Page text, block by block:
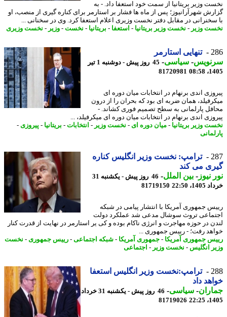
وزیر بریتانیا از سمت خود استعفا داد. - به
شهرآرانیوز؛ پس از ماه ها فشار بر استارمر برای کناره گیری از منصب، او
در مقابل دفتر نخست وزیری اعلام استعفا کرد. وی در سخنانی ...
وزیر - نخست وزیر بریتانیا -استعفا-بریتانیا -نخست-وزیر - نخست وزیری
تنهایی استارمر
-سیاسی-
45 روز پیش - دوشنبه 1 تیر
81720981
اندی برنهام در انتخابات میان دوره ای
همان ضربه ای بود که بحران را از درون
پارلمانی به سطح تصمیم فوری کشاند. -
اندی برنهام در انتخابات میان دوره ای میکرفیلد، ...
وزیر بریتانیا -میان دوره ای - نخست وزیر - انتخابات-بریتانیا -پیروزی -
ترامپ: نخست وزیر انگلیس کناره
می کند
نیوز-بین الملل-
46 روز پیش - یکشنبه 31
22:50
81719150
جمهوری آمریکا با انتشار پیامی در شبکه
تروث سوشال مدعی شد عملکرد دولت
در حوزه مهاجرت و انرژی ناکام بوده و کی یر استارمر در نهایت از قدرت کنار
رفت؛ - رییس جمهوری ...
جمهوری آمریکا- جمهوری آمریکا- شبکه اجتماعی-رییس جمهوری- نخست
انگلیس-نخست وزیر - اجتماعی
ترامپ:نخست وزیر انگلیس استعفا
داد
- سیاسی-
46 روز پیش - یکشنبه 31 خرداد
81719026